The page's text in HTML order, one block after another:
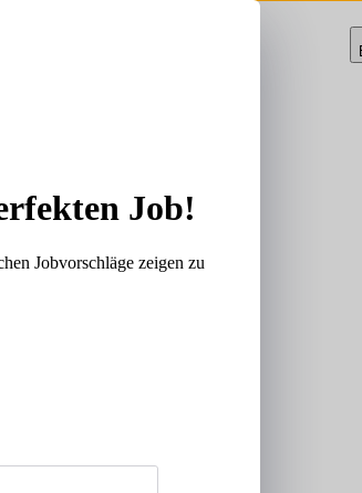
Job!
Jobvorschläge zeigen zu